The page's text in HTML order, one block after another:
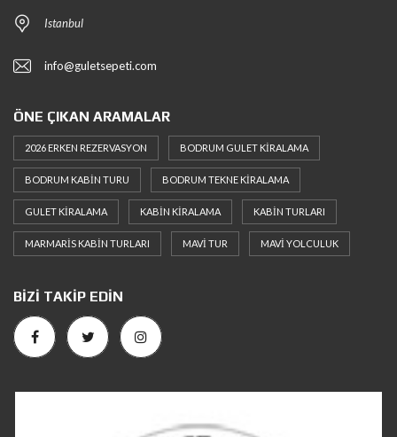
Istanbul
info@guletsepeti.com
ÖNE ÇIKAN ARAMALAR
2026 ERKEN REZERVASYON BODRUM GULET KIRALAMA
BODRUM KABIN TURU BODRUM TEKNE KIRALAMA
GULET KIRALAMA KABIN KIRALAMA KABIN TURLARI
MARMARIS KABIN TURLARI MAVI TUR MAVI YOLCULUK
BIZI TAKIP EDIN